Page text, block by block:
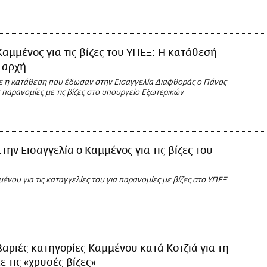
για τις βίζες του ΥΠΕΞ: Η κατάθεσή
κατάθεση που έδωσαν στην Εισαγγελία Διαφθοράς ο Πάνος
παρανομίες με τις βίζες στο υπουργείο Εξωτερικών
Εισαγγελία o Καμμένος για τις βίζες του
για τις καταγγελίες του για παρανομίες με βίζες στο ΥΠΕΞ
κατηγορίες Καμμένου κατά Κοτζιά για τη
«χρυσές βίζες»